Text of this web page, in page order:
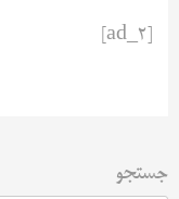
جستجو